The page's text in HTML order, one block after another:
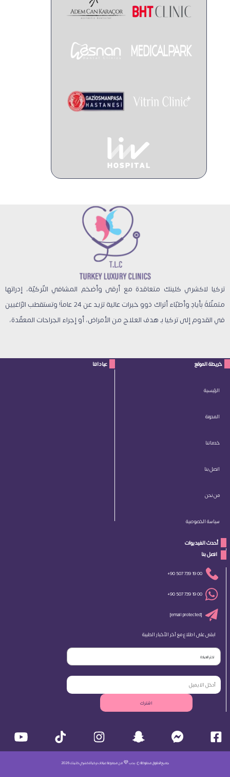
تركيا لاكشري كلينك متعاقدة مع أرقى وأضخم المشافي التّركيّة، إدراتها
متمثّلةً بأيادٍ وأطبّاء أتراك ذوو خبرات عالية تزيد عن 24 عاماً! وتستقطب الرّاغبين
في القدوم إلى تركيا بـ هدف العلاج من الأمراض، أو إجراء الجراحات المعقّدة،
خريطة الموقع
الرئيسية
المدونة
خدماتنا
اتصل بنا
من نحن
سياسة الخصوصية
عياداتنا
أحدث الفيديوات
اتصل بنا
+90 507 739 19 00
+90 507 739 19 00
[email protected]
ابقى على اطلاع مع آخر الأخبار الطبية
اختر العيادة
اشترك
جميع الحقوق محفوظة ©. بحب 💜 من مجموعة عيادات تركيا لاكشري كلينك 2026